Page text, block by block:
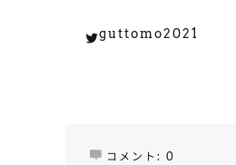
Twitter guttomo2021
コメント: 0